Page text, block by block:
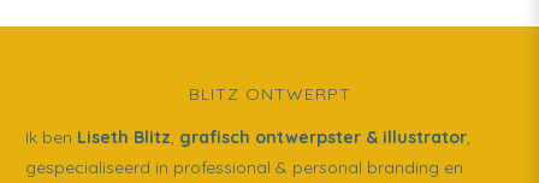
BLITZ ONTWERPT
Ik ben Liseth Blitz, grafisch ontwerpster & illustrator,
gespecialiseerd in professional & personal branding en